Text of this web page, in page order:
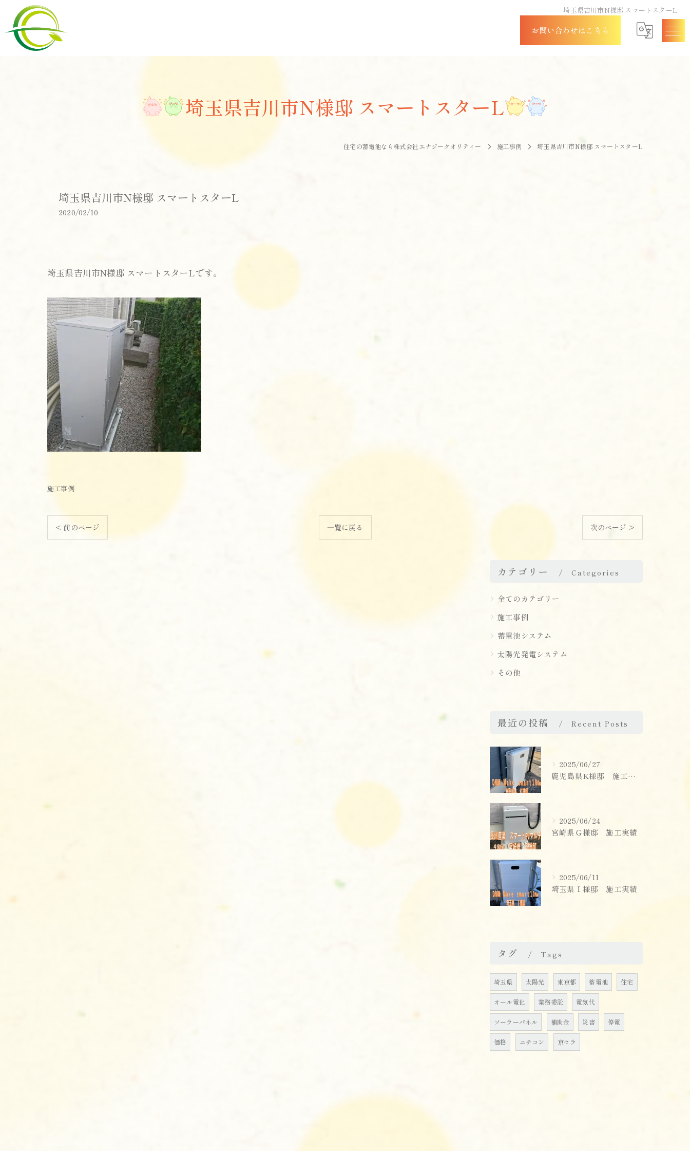
埼玉県吉川市N様邸 スマートスターL
お問い合わせはこちら
埼玉県吉川市N様邸 スマートスターL
住宅の蓄電池なら株式会社エナジークオリティー 施工事例 埼玉県吉川市N様邸 スマートスターL
埼玉県吉川市N様邸 スマートスターL
2020/02/10
埼玉県吉川市N様邸 スマートスターLです。
施工事例
< 前のページ 一覧に戻る 次のページ >
カテゴリー Categories
全てのカテゴリー
施工事例
蓄電池システム
太陽光発電システム
その他
最近の投稿 Recent Posts
2025/06/27
鹿児島県K様邸 施工実績
2025/06/24
宮崎県Ｇ様邸 施工実績
2025/06/11
埼玉県Ｉ様邸 施工実績
タグ Tags
埼玉県 太陽光 東京都 蓄電池 住宅
オール電化 業務委託 電気代
ソーラーパネル 補助金 災害 停電
価格 ニチコン 京セラ